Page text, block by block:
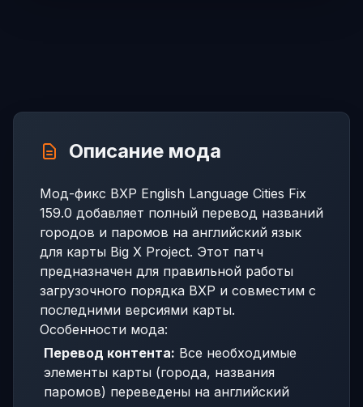
Описание мода
Мод-фикс BXP English Language Cities Fix
159.0 добавляет полный перевод названий
городов и паромов на английский язык
для карты Big X Project. Этот патч
предназначен для правильной работы
загрузочного порядка BXP и совместим с
последними версиями карты.
Особенности мода:
Перевод контента: Все необходимые
элементы карты (города, названия
паромов) переведены на английский